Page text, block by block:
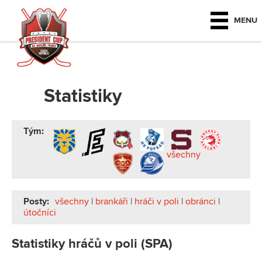
MENU
Statistiky
Tým:
všechny
Posty: všechny | brankáři | hráči v poli | obránci |
útočníci
Statistiky hráčů v poli (SPA)